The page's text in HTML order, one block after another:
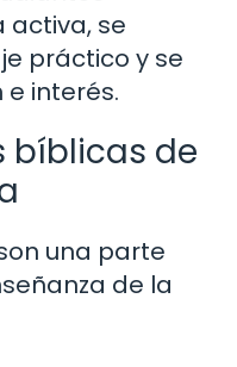
activa, se
práctico y se
interés.
bíblicas de
una parte
de la